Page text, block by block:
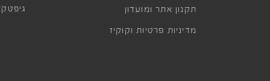
תקנון אתר ומועדון
מדיניות פרטיות וקוקיז